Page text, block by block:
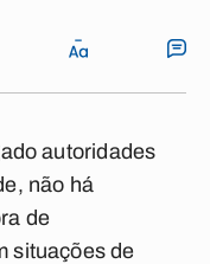
autoridades
não há
de
situações de